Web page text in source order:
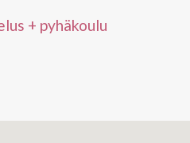
+ pyhäkoulu